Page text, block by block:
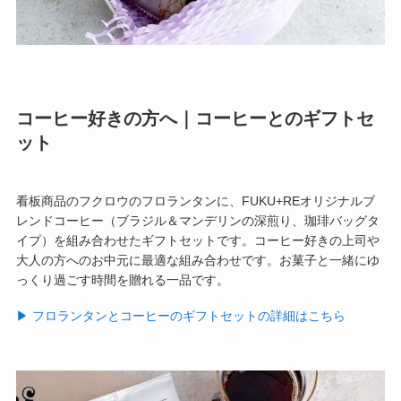
コーヒー好きの方へ｜コーヒーとのギフトセ
ット
看板商品のフクロウのフロランタンに、FUKU+REオリジナルブ
レンドコーヒー（ブラジル＆マンデリンの深煎り、珈琲バッグタ
イプ）を組み合わせたギフトセットです。コーヒー好きの上司や
大人の方へのお中元に最適な組み合わせです。お菓子と一緒にゆ
っくり過ごす時間を贈れる一品です。
▶︎ フロランタンとコーヒーのギフトセットの詳細はこちら